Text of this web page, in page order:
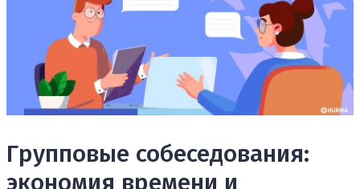
Групповые собеседования:
экономия времени и